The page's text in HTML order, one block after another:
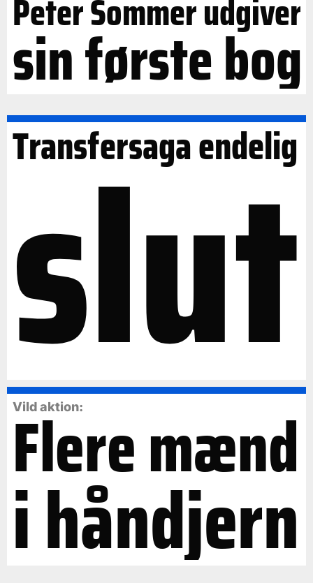
Peter Sommer udgiver
sin første bog
Transfersaga endelig
slut
Vild aktion:
Flere mænd
i håndjern